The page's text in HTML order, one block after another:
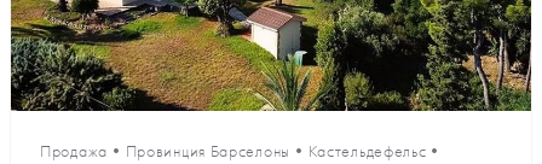
Продажа • Провинция Барселоны • Кастельдефельс •